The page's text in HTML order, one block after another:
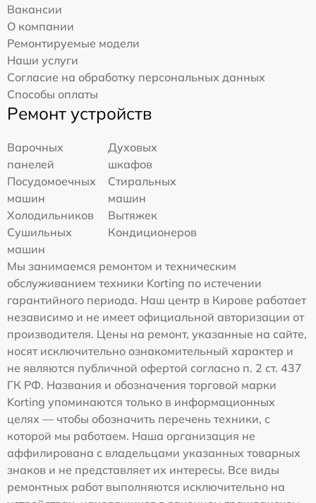
Вакансии
О компании
Ремонтируемые модели
Наши услуги
Согласие на обработку персональных данных
Способы оплаты
Ремонт устройств
Варочных
панелей
Духовых
шкафов
Посудомоечных
машин
Стиральных
машин
Холодильников
Вытяжек
Сушильных
машин
Кондиционеров
Мы занимаемся ремонтом и техническим
обслуживанием техники Korting по истечении
гарантийного периода. Наш центр в Кирове работает
независимо и не имеет официальной авторизации от
производителя. Цены на ремонт, указанные на сайте,
носят исключительно ознакомительный характер и
не являются публичной офертой согласно п. 2 ст. 437
ГК РФ. Названия и обозначения торговой марки
Korting упоминаются только в информационных
целях — чтобы обозначить перечень техники, с
которой мы работаем. Наша организация не
аффилирована с владельцами указанных товарных
знаков и не представляет их интересы. Все виды
ремонтных работ выполняются исключительно на